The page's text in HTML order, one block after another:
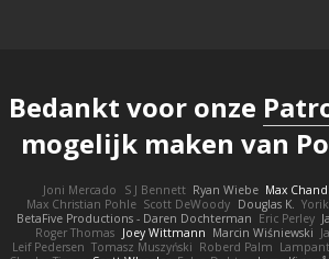
Bedankt voor onze
mogelijk maken van
Joni Mercado S J Bennett Ryan Wiebe Max
Max Christian Pohle Scott DeWoody Douglas K.
BetaFive Productions - Daren Dochterman Eric Perley
Roger Thomas Joey Wittmann Marcin Wiśniewski
Leif Pedersen Tomasz Muszyński Roberd Palm